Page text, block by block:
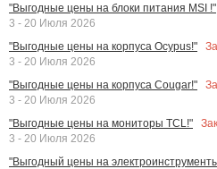
"Выгодные цены на блоки питания MSI !"
3 - 20 Июля 2026
"Выгодные цены на корпуса Ocypus!"
3 - 20 Июля 2026
"Выгодные цены на корпуса Cougar!"
3 - 20 Июля 2026
"Выгодные цены на мониторы TCL!"
3 - 20 Июля 2026
"Выгодный цены на